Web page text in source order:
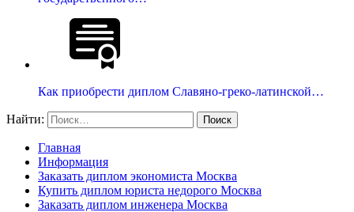
Как приобрести диплом Славяно-греко-латинской…
Найти:
Главная
Информация
Заказать диплом экономиста Москва
Купить диплом юриста недорого Москва
Заказать диплом инженера Москва